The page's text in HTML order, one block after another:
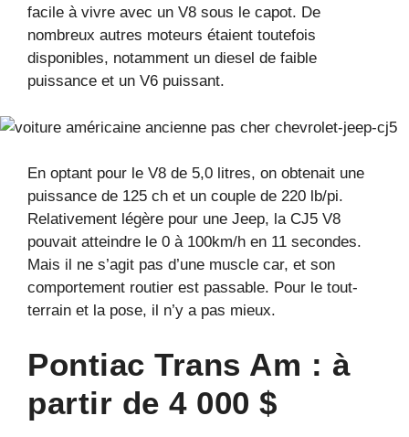
facile à vivre avec un V8 sous le capot. De
nombreux autres moteurs étaient toutefois
disponibles, notamment un diesel de faible
puissance et un V6 puissant.
En optant pour le V8 de 5,0 litres, on obtenait une
puissance de 125 ch et un couple de 220 lb/pi.
Relativement légère pour une Jeep, la CJ5 V8
pouvait atteindre le 0 à 100km/h en 11 secondes.
Mais il ne s’agit pas d’une muscle car, et son
comportement routier est passable. Pour le tout-
terrain et la pose, il n’y a pas mieux.
Pontiac Trans Am : à
partir de 4 000 $